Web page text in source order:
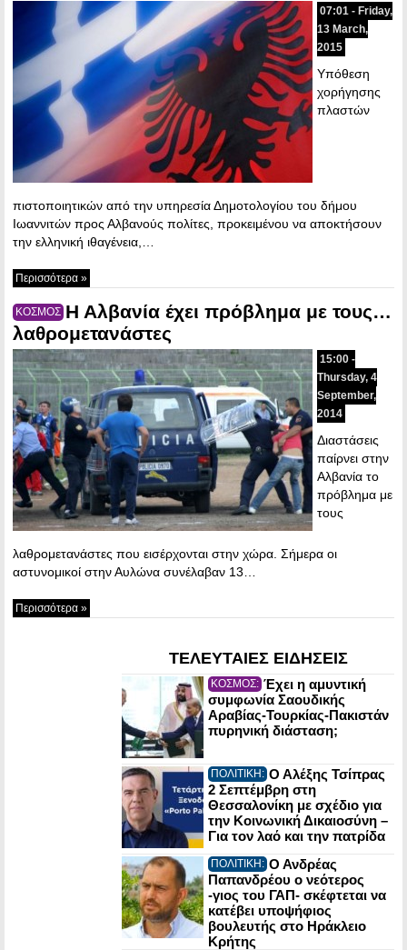
07:01 - Friday,
13 March,
2015
Υπόθεση
χορήγησης
πλαστών
πιστοποιητικών από την υπηρεσία Δημοτολογίου του δήμου
Ιωαννιτών προς Αλβανούς πολίτες, προκειμένου να αποκτήσουν
την ελληνική ιθαγένεια,…
Περισσότερα »
ΚΟΣΜΟΣ Η Αλβανία έχει πρόβλημα με τους…
λαθρομετανάστες
15:00 -
Thursday, 4
September,
2014
Διαστάσεις
παίρνει στην
Αλβανία το
πρόβλημα με
τους
λαθρομετανάστες που εισέρχονται στην χώρα. Σήμερα οι
αστυνομικοί στην Αυλώνα συνέλαβαν 13…
Περισσότερα »
ΤΕΛΕΥΤΑΙΕΣ ΕΙΔΗΣΕΙΣ
ΚΟΣΜΟΣ: Έχει η αμυντική
συμφωνία Σαουδικής
Αραβίας-Τουρκίας-Πακιστάν
πυρηνική διάσταση;
ΠΟΛΙΤΙΚΗ: Ο Αλέξης Τσίπρας
2 Σεπτέμβρη στη
Θεσσαλονίκη με σχέδιο για
την Κοινωνική Δικαιοσύνη –
Για τον λαό και την πατρίδα
ΠΟΛΙΤΙΚΗ: Ο Ανδρέας
Παπανδρέου ο νεότερος
-γιος του ΓΑΠ- σκέφτεται να
κατέβει υποψήφιος
βουλευτής στο Ηράκλειο
Κρήτης